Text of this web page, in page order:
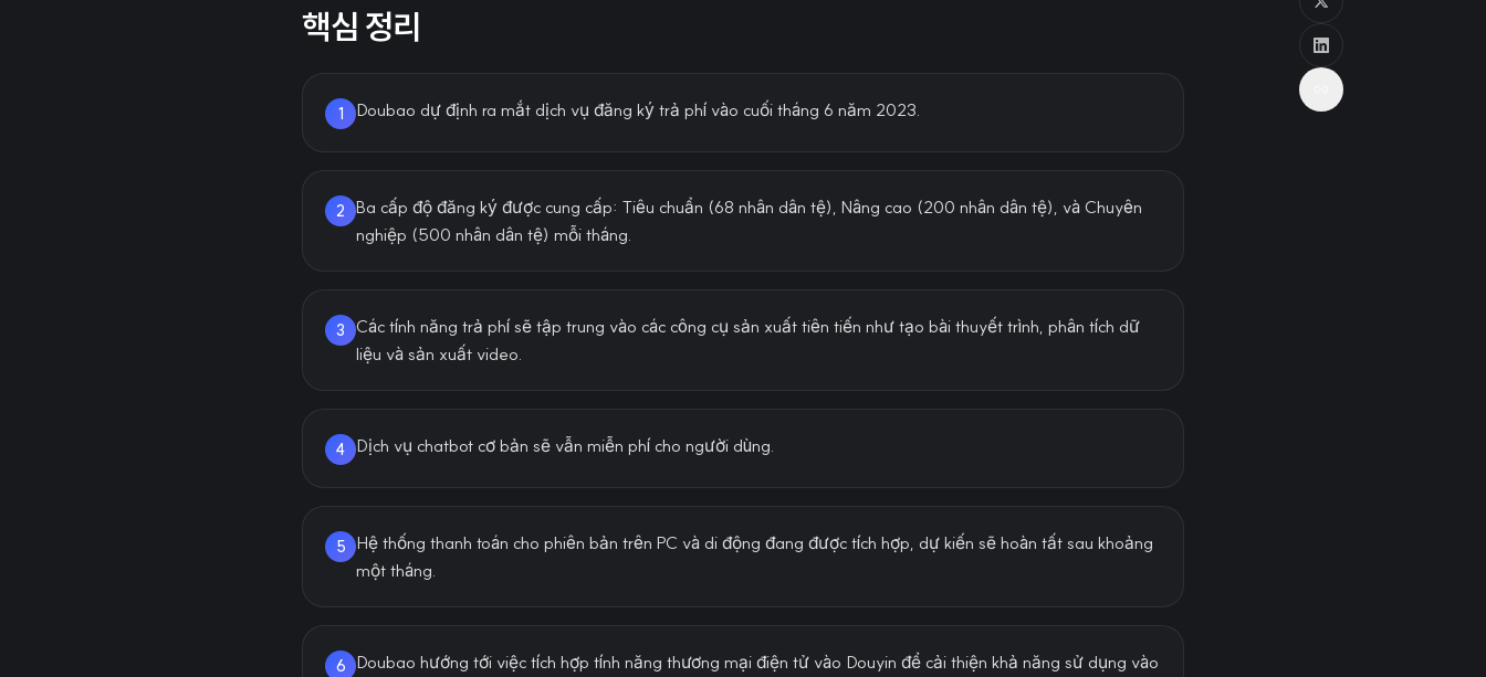
핵심 정리
1 Doubao dự định ra mắt dịch vụ đăng ký trả phí vào cuối tháng 6 năm 2023.
2
Ba cấp độ đăng ký được cung cấp: Tiêu chuẩn (68 nhân dân tệ), Nâng cao (200 nhân dân tệ), và Chuyên
nghiệp (500 nhân dân tệ) mỗi tháng.
3
Các tính năng trả phí sẽ tập trung vào các công cụ sản xuất tiên tiến như tạo bài thuyết trình, phân tích dữ
liệu và sản xuất video.
4 Dịch vụ chatbot cơ bản sẽ vẫn miễn phí cho người dùng.
5
Hệ thống thanh toán cho phiên bản trên PC và di động đang được tích hợp, dự kiến sẽ hoàn tất sau khoảng
một tháng.
6
Doubao hướng tới việc tích hợp tính năng thương mại điện tử vào Douyin để cải thiện khả năng sử dụng vào